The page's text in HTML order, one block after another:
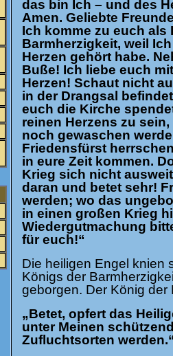
das bin Ich – und des
Amen. Geliebte
Ich komme zu euch als
Barmherzigkeit, weil
Herzen gehört habe.
Buße! Ich liebe euch
Herzen! Schaut nicht
in der Drangsal
euch die Kirche
reinen Herzens zu
noch gewaschen
Friedensfürst
in eure Zeit kommen.
Krieg sich nicht
daran und betet sehr!
werden; wo das
in einen großen Krieg
Wiedergutmachung
für euch!“
Die heiligen Engel knien
Königs der
geborgen. Der König
„Betet, opfert das
unter Meinen
Zufluchtsorten